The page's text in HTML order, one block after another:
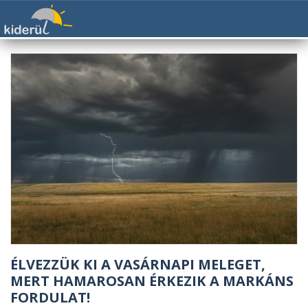
ÉLVEZZÜK KI A VASÁRNAPI MELEGET,
MERT HAMAROSAN ÉRKEZIK A MARKÁNS
FORDULAT!